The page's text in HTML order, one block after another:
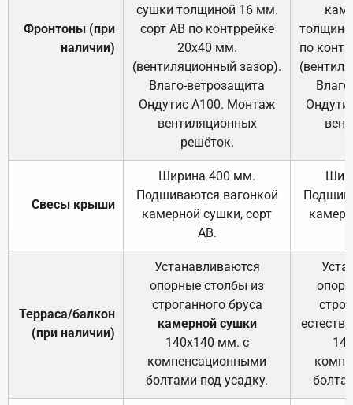
Фронтоны (при
наличии)
сушки толщиной 16 мм.
сорт АВ по контррейке
20х40 мм.
(вентиляционный зазор).
Влаго-ветрозащита
Ондутис А100. Монтаж
вентиляционных
решёток.
по
Свесы крыши
Ширина 400 мм.
Подшиваются вагонкой
камерной сушки, сорт
АВ.
Терраса/балкон
(при наличии)
Устанавливаются
опорные столбы из
строганного бруса
камерной сушки
140х140 мм. с
компенсационными
болтами под усадку.